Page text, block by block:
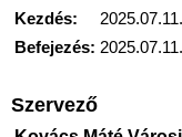
Kezdés:
Befejezés:
Szervező